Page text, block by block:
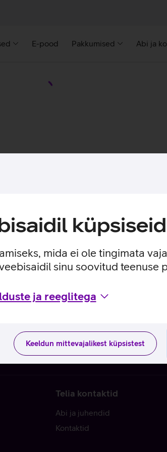
küpsiseid
mida ei ole tingimata
sinu soovitud teenuse
ja reeglitega
Keeldun mittevajalikest küpsistest
E-pood Pakkumised Abi ja
Telia kontaktid
Abi ja juhendid
Kontaktid